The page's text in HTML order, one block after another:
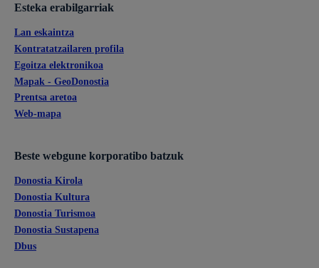
Esteka erabilgarriak
Lan eskaintza
Kontratatzailaren profila
Egoitza elektronikoa
Mapak - GeoDonostia
Prentsa aretoa
Web-mapa
Beste webgune korporatibo batzuk
Donostia Kirola
Donostia Kultura
Donostia Turismoa
Donostia Sustapena
Dbus